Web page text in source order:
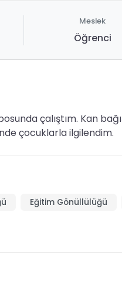
Meslek
Öğrenci
çalıştım. Kan
çocuklarla ilgilendim.
Eğitim Gönüllülüğü